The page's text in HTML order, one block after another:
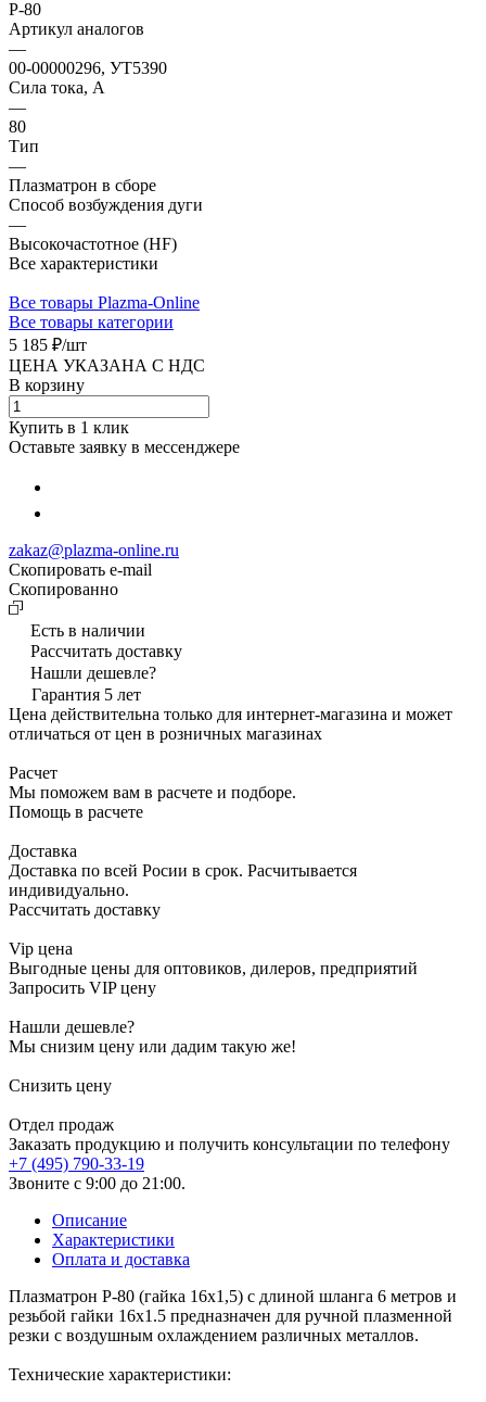
P-80
Артикул аналогов
—
00-00000296, УТ5390
Сила тока, А
—
80
Тип
—
Плазматрон в сборе
Способ возбуждения дуги
—
Высокочастотное (HF)
Все характеристики
Все товары Plazma-Online
Все товары категории
5 185 ₽/шт
ЦЕНА УКАЗАНА С НДС
В корзину
Купить в 1 клик
Оставьте заявку в мессенджере
zakaz@plazma-online.ru
Скопировать e-mail
Cкопированно
Есть в наличии
Рассчитать доставку
Нашли дешевле?
Гарантия 5 лет
Цена действительна только для интернет-магазина и может
отличаться от цен в розничных магазинах
Расчет
Мы поможем вам в расчете и подборе.
Помощь в расчете
Доставка
Доставка по всей Росии в срок. Расчитывается
индивидуально.
Рассчитать доставку
Vip цена
Выгодные цены для оптовиков, дилеров, предприятий
Запросить VIP цену
Нашли дешевле?
Мы снизим цену или дадим такую же!
Снизить цену
Отдел продаж
Заказать продукцию и получить консультации по телефону
+7 (495) 790-33-19
Звоните с 9:00 до 21:00.
Описание
Характеристики
Оплата и доставка
Плазматрон P-80 (гайка 16х1,5) с длиной шланга 6 метров и
резьбой гайки 16х1.5 предназначен для ручной плазменной
резки с воздушным охлаждением различных металлов.
Технические характеристики: